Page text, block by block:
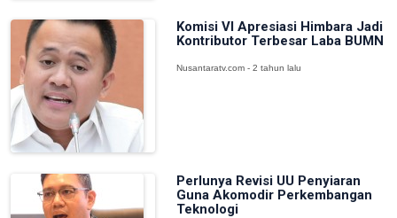
Komisi VI Apresiasi Himbara Jadi
Kontributor Terbesar Laba BUMN
Nusantaratv.com - 2 tahun lalu
Perlunya Revisi UU Penyiaran
Guna Akomodir Perkembangan
Teknologi